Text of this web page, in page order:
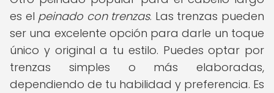
es el peinado con trenzas. Las trenzas pueden
ser una excelente opción para darle un toque
único y original a tu estilo. Puedes optar por
trenzas simples o más elaboradas,
dependiendo de tu habilidad y preferencia. Es